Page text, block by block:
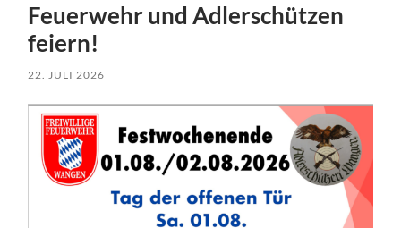
Feuerwehr und Adlerschützen
feiern!
22. JULI 2026